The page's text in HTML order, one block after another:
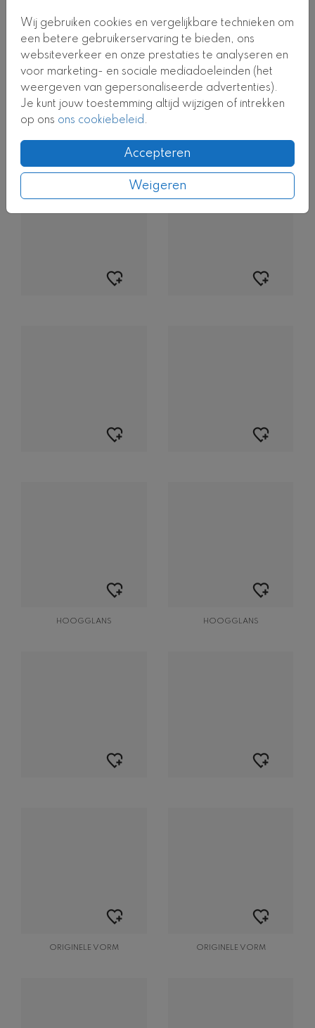
Wij gebruiken cookies en vergelijkbare technieken om
een betere gebruikerservaring te bieden, ons
websiteverkeer en onze prestaties te analyseren en
voor marketing- en sociale mediadoeleinden (het
weergeven van gepersonaliseerde advertenties).
Je kunt jouw toestemming altijd wijzigen of intrekken
op ons ons cookiebeleid.
Accepteren
Weigeren
BIJZONDERE VORM BIJZONDERE VORM
HOOGGLANS HOOGGLANS
ORIGINELE VORM ORIGINELE VORM